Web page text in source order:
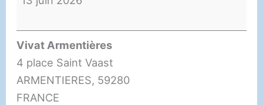
-
samedi
soir
Vivat Armentières
4 place Saint Vaast
ARMENTIERES, 59280
FRANCE